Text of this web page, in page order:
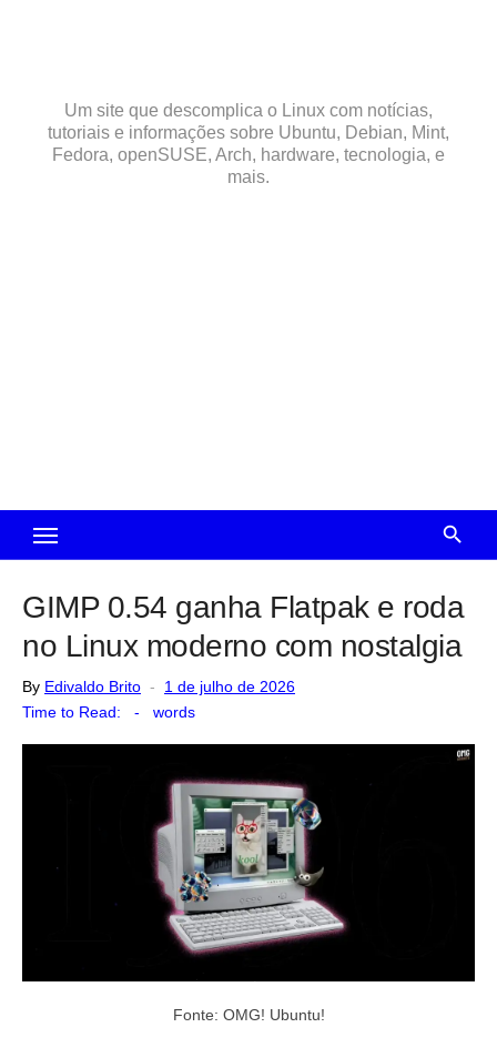
Um site que descomplica o Linux com notícias,
tutoriais e informações sobre Ubuntu, Debian, Mint,
Fedora, openSUSE, Arch, hardware, tecnologia, e
mais.
GIMP 0.54 ganha Flatpak e roda
no Linux moderno com nostalgia
By Edivaldo Brito
Posted
1 de julho de 2026
Time to Read:
- words
Fonte: OMG! Ubuntu!